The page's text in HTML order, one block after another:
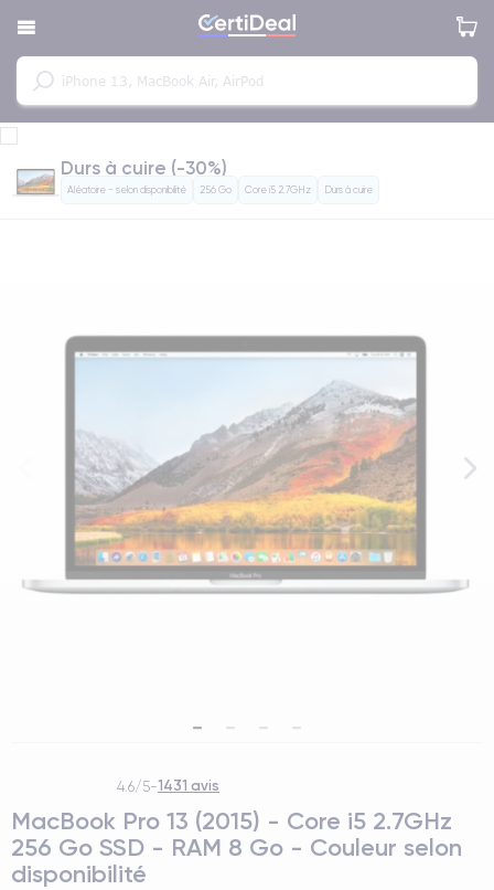
Durs à cuire (-30%)
Aléatoire - selon disponibilité 256 Go Core i5 2.7GHz Durs à cuire
4.6/5-1431 avis
MacBook Pro 13 (2015) - Core i5 2.7GHz
256 Go SSD - RAM 8 Go - Couleur selon
disponibilité